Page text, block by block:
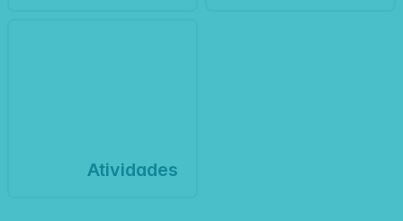
Atividades